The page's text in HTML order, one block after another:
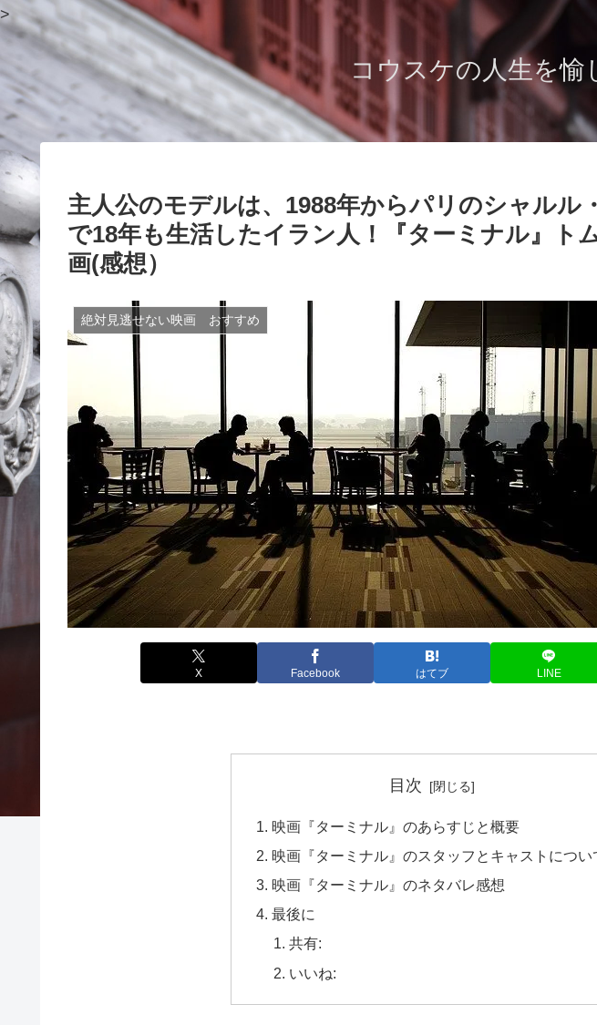
>
コウスケの人生を愉
主人公のモデルは、1988年からパリのシャルル
で18年も生活したイラン人！『ターミナル』ト
画(感想）
絶対見逃せない映画 おすすめ
X Facebook はてブ LINE
目次
映画『ターミナル』のあらすじと概要
映画『ターミナル』のスタッフとキャストについ
映画『ターミナル』のネタバレ感想
最後に
共有:
いいね: